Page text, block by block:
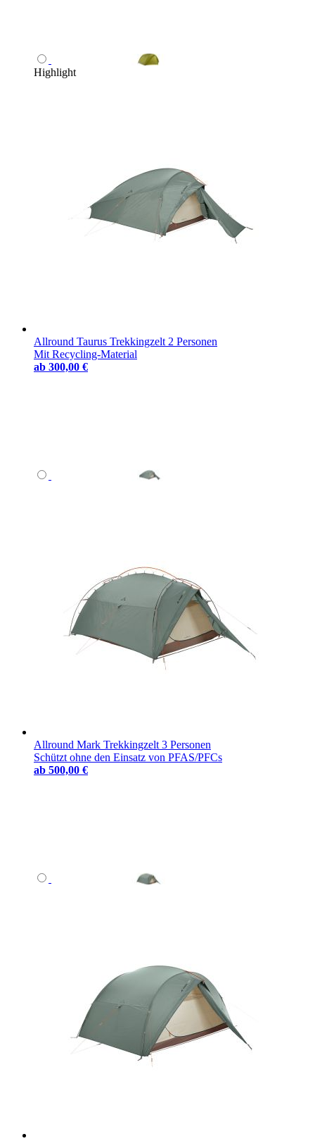
Highlight
Allround Taurus Trekkingzelt 2 Personen
Mit Recycling-Material
ab 300,00 €
Allround Mark Trekkingzelt 3 Personen
Schützt ohne den Einsatz von PFAS/PFCs
ab 500,00 €